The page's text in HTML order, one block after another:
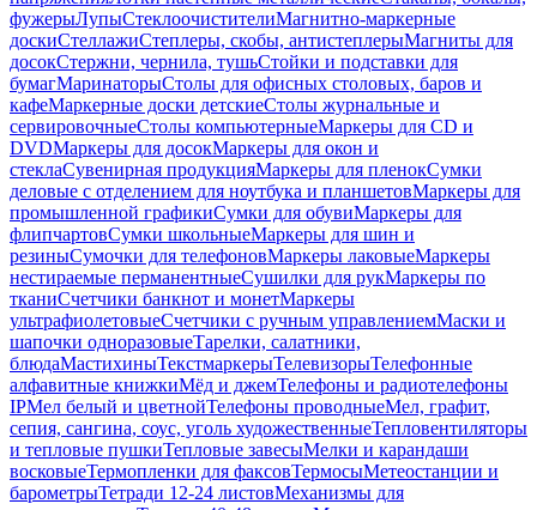
фужерыЛупыСтеклоочистителиМагнитно-маркерные
доскиСтеллажиСтеплеры, скобы, антистеплерыМагниты для
досокСтержни, чернила, тушьСтойки и подставки для
бумагМаринаторыСтолы для офисных столовых, баров и
кафеМаркерные доски детскиеСтолы журнальные и
сервировочныеСтолы компьютерныеМаркеры для CD и
DVDМаркеры для досокМаркеры для окон и
стеклаСувенирная продукцияМаркеры для пленокСумки
деловые с отделением для ноутбука и планшетовМаркеры для
промышленной графикиСумки для обувиМаркеры для
флипчартовСумки школьныеМаркеры для шин и
резиныСумочки для телефоновМаркеры лаковыеМаркеры
нестираемые перманентныеСушилки для рукМаркеры по
тканиСчетчики банкнот и монетМаркеры
ультрафиолетовыеСчетчики с ручным управлениемМаски и
шапочки одноразовыеТарелки, салатники,
блюдаМастихиныТекстмаркерыТелевизорыТелефонные
алфавитные книжкиМёд и джемТелефоны и радиотелефоны
IPМел белый и цветнойТелефоны проводныеМел, графит,
сепия, сангина, соус, уголь художественныеТепловентиляторы
и тепловые пушкиТепловые завесыМелки и карандаши
восковыеТермопленки для факсовТермосыМетеостанции и
барометрыТетради 12-24 листовМеханизмы для